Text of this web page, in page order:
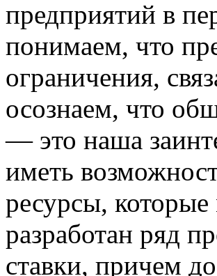
предприятий в
понимаем, что
ограничения,
осознаем, что
— это наша
иметь
ресурсы,
разработан ряд
ставки, причем